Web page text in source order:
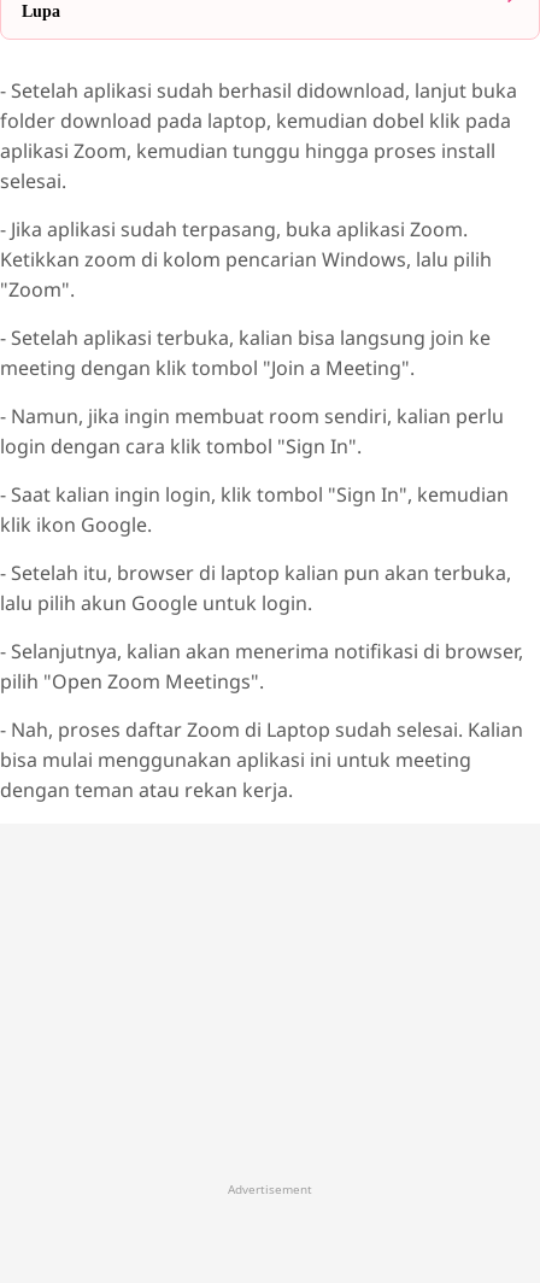
Lupa
- Setelah aplikasi sudah berhasil didownload, lanjut buka
folder download pada laptop, kemudian dobel klik pada
aplikasi Zoom, kemudian tunggu hingga proses install
selesai.
- Jika aplikasi sudah terpasang, buka aplikasi Zoom.
Ketikkan zoom di kolom pencarian Windows, lalu pilih
"Zoom".
- Setelah aplikasi terbuka, kalian bisa langsung join ke
meeting dengan klik tombol "Join a Meeting".
- Namun, jika ingin membuat room sendiri, kalian perlu
login dengan cara klik tombol "Sign In".
- Saat kalian ingin login, klik tombol "Sign In", kemudian
klik ikon Google.
- Setelah itu, browser di laptop kalian pun akan terbuka,
lalu pilih akun Google untuk login.
- Selanjutnya, kalian akan menerima notifikasi di browser,
pilih "Open Zoom Meetings".
- Nah, proses daftar Zoom di Laptop sudah selesai. Kalian
bisa mulai menggunakan aplikasi ini untuk meeting
dengan teman atau rekan kerja.
Advertisement